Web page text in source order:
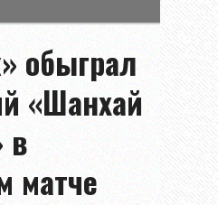
обыграл
«Шанхай
в
матче